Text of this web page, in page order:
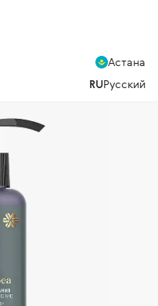
Астана
RUРусский